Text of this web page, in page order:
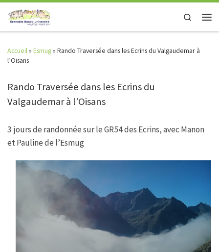
Skip to content
Search
Accueil» Esmug» Rando Traversée dans les Ecrins du Valgaudemar à
l’Oisans
Rando Traversée dans les Ecrins du
Valgaudemar à l’Oisans
3 jours de randonnée sur le GR54 des Ecrins, avec Manon
et Pauline de l’Esmug